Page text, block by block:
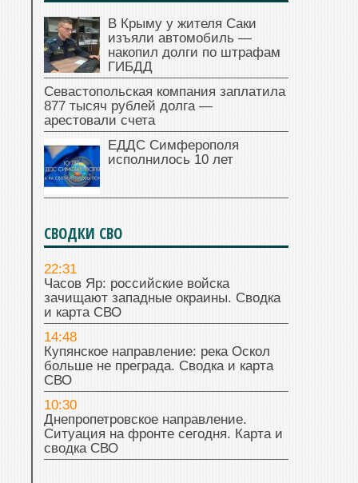
В Крыму у жителя Саки
изъяли автомобиль —
накопил долги по штрафам
ГИБДД
Севастопольская компания заплатила
877 тысяч рублей долга —
арестовали счета
ЕДДС Симферополя
исполнилось 10 лет
СВОДКИ СВО
22:31
Часов Яр: российские войска
зачищают западные окраины. Сводка
и карта СВО
14:48
Купянское направление: река Оскол
больше не преграда. Сводка и карта
СВО
10:30
Днепропетровское направление.
Ситуация на фронте сегодня. Карта и
сводка СВО